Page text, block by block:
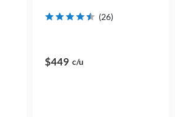
(26)
$449 c/u